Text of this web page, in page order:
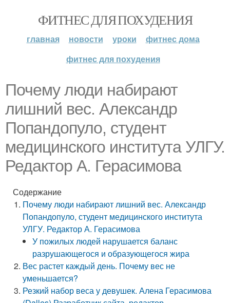
ФИТНЕС ДЛЯ ПОХУДЕНИЯ
главная новости уроки
фитнес дома
фитнес для похудения
Почему люди набирают
лишний вес. Александр
Попандопуло, студент
медицинского института УЛГУ.
Редактор А. Герасимова
Содержание
Почему люди набирают лишний вес. Александр
Попандопуло, студент медицинского института
УЛГУ. Редактор А. Герасимова
У пожилых людей нарушается баланс
разрушающегося и образующегося жира
Вес растет каждый день. Почему вес не
уменьшается?
Резкий набор веса у девушек. Алена Герасимова